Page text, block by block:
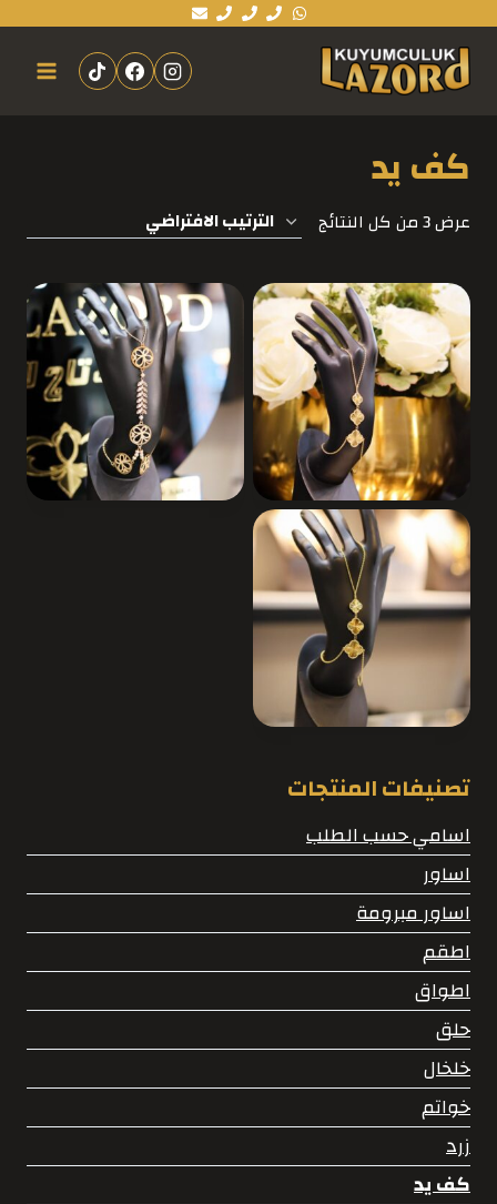
كف يد
عرض ⁦3⁩ من كل النتائج
تصنيفات المنتجات
اسامي حسب الطلب
اساور
اساور مبرومة
اطقم
اطواق
حلق
خلخال
خواتم
زرد
كف يد